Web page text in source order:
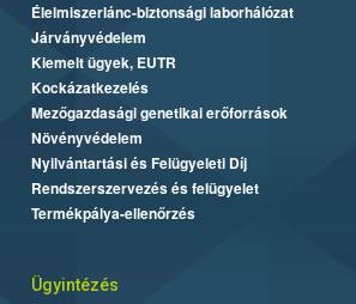
Élelmiszerlánc-biztonsági laborhálózat
Járványvédelem
Kiemelt ügyek, EUTR
Kockázatkezelés
Mezőgazdasági genetikai erőforrások
Növényvédelem
Nyilvántartási és Felügyeleti Díj
Rendszerszervezés és felügyelet
Termékpálya-ellenőrzés
Ügyintézés